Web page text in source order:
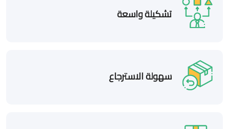
تشكيلة واسعة
سهولة الاسترجاع